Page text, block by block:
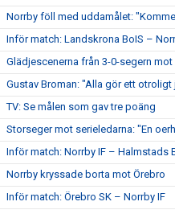
Norrby föll med uddamålet:
Inför match: Landskrona BoIS –
Glädjescenerna från 3-0-segern mot
Gustav Broman: "Alla gör ett otroligt
TV: Se målen som gav tre poäng
Storseger mot serieledarna: "En
Inför match: Norrby IF – Halmstads
Norrby kryssade borta mot Örebro
Inför match: Örebro SK – Norrby IF